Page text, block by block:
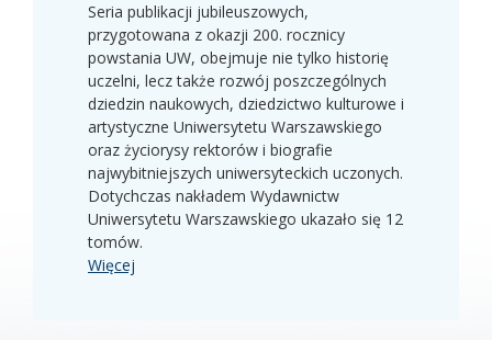
Seria publikacji jubileuszowych,
przygotowana z okazji 200. rocznicy
powstania UW, obejmuje nie tylko historię
uczelni, lecz także rozwój poszczególnych
dziedzin naukowych, dziedzictwo kulturowe i
artystyczne Uniwersytetu Warszawskiego
oraz życiorysy rektorów i biografie
najwybitniejszych uniwersyteckich uczonych.
Dotychczas nakładem Wydawnictw
Uniwersytetu Warszawskiego ukazało się 12
tomów.
Więcej